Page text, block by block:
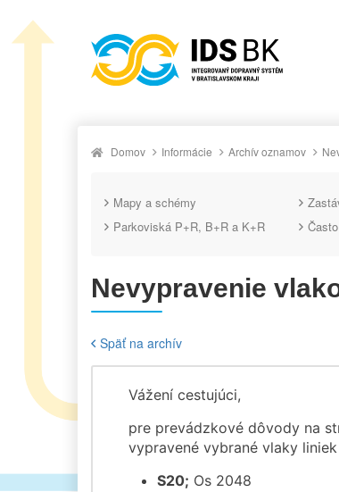
Domov Informácie Archív oznamov
Mapy a schémy
Parkoviská P+R, B+R a K+R
Nevypravenie
Späť na archív
Vážení cestujúci,
pre prevádzkové dôvody na
vypravené vybrané vlaky
S20; Os 2048